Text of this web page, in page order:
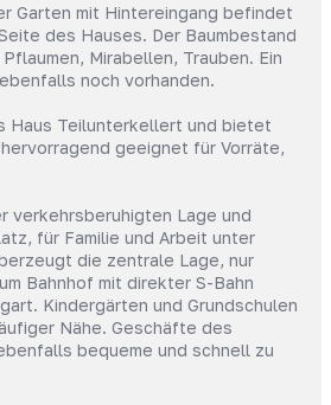
Garten mit Hintereingang befindet
des Hauses. Der Baumbestand
Mirabellen, Trauben. Ein
noch vorhanden.
Haus Teilunterkellert und bietet
geeignet für Vorräte,
verkehrsberuhigten Lage und
für Familie und Arbeit unter
die zentrale Lage, nur
Bahnhof mit direkter S-Bahn
Kindergärten und Grundschulen
Nähe. Geschäfte des
bequeme und schnell zu